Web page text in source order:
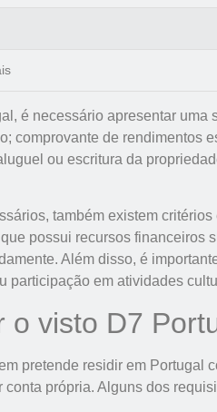
é necessário apresentar
comprovante de rendimentos
ou escritura da
também existem
possui recursos financeiros
Além disso, é
participação em atividades
o visto D7
pretende residir em Portugal
própria. Alguns dos